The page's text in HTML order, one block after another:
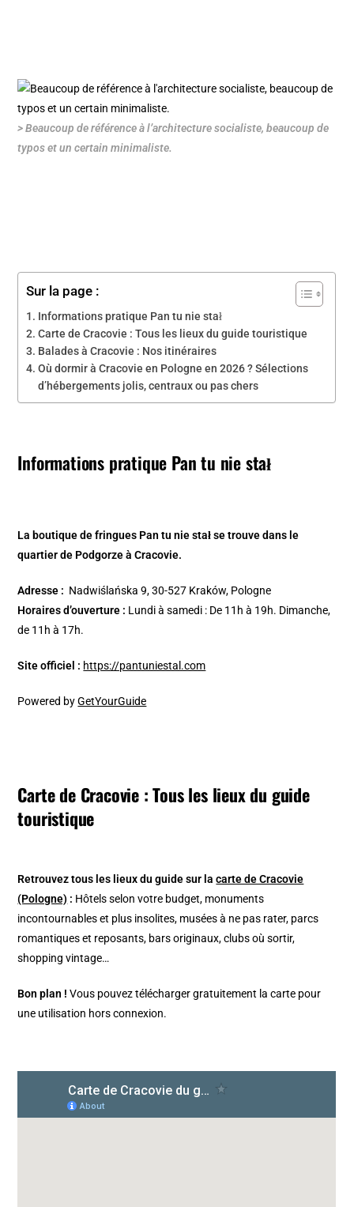
> Beaucoup de référence à l’architecture socialiste, beaucoup de
typos et un certain minimaliste.
Sur la page :
Informations pratique Pan tu nie stał
Carte de Cracovie : Tous les lieux du guide touristique
Balades à Cracovie : Nos itinéraires
Où dormir à Cracovie en Pologne en 2026 ? Sélections
d’hébergements jolis, centraux ou pas chers
Informations pratique Pan tu nie stał
La boutique de fringues Pan tu nie stał se trouve dans le
quartier de Podgorze à Cracovie.
Adresse : Nadwiślańska 9, 30-527 Kraków, Pologne
Horaires d’ouverture : Lundi à samedi : De 11h à 19h. Dimanche,
de 11h à 17h.
Site officiel : https://pantuniestal.com
Powered byGetYourGuide
Carte de Cracovie : Tous les lieux du guide
touristique
Retrouvez tous les lieux du guide sur lacarte de Cracovie
(Pologne) : Hôtels selon votre budget, monuments
incontournables et plus insolites, musées à ne pas rater, parcs
romantiques et reposants, bars originaux, clubs où sortir,
shopping vintage…
Bon plan ! Vous pouvez télécharger gratuitement la carte pour
une utilisation hors connexion.